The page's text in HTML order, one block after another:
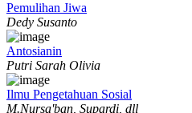
Pemulihan Jiwa
Dedy Susanto
Antosianin
Putri Sarah Olivia
Ilmu Pengetahuan Sosial
M.Nursa'ban, Supardi, dll